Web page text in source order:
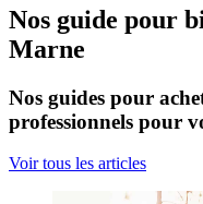
Nos guide pour
Marne
Nos guides pour
professionnels pour
Voir tous les articles